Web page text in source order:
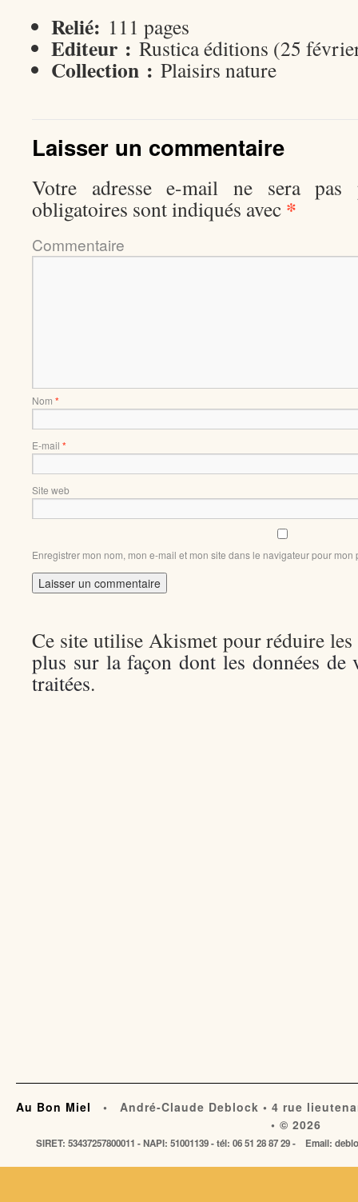
Relié: 111 pages
Editeur : Rustica éditions (25
Collection : Plaisirs nature
Laisser un commentaire
Votre adresse e-mail ne sera pas
obligatoires sont indiqués avec *
Nom *
E-mail *
Site web
Enregistrer mon nom, mon e-mail et mon site dans le navigateur pour
Ce site utilise Akismet pour réduire
plus sur la façon dont les données de
traitées.
Au Bon Miel
• André-Claude Deblock • 4 rue
• © 2026
SIRET: 53437257800011 - NAPI: 51001139 - tél: 06 51 28 87 29 - Email: